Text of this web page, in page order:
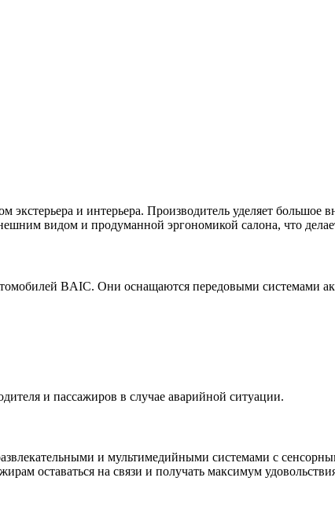
и интерьера. Производитель уделяет большое
видом и продуманной эргономикой салона, что
BAIC. Они оснащаются передовыми системами
и пассажиров в случае аварийной ситуации.
и мультимедийными системами с
оставаться на связи и получать максимум